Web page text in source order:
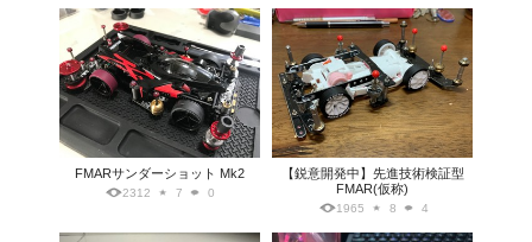
FMARサンダーショット Mk2
2312 7 0
【鋭意開発中】先進技術検証型
FMAR(仮称)
1965 8 4